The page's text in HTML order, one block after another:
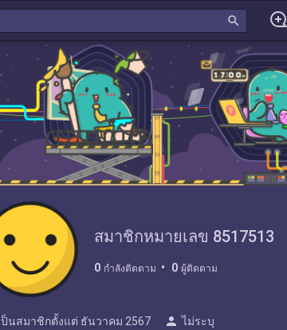
search
สมาชิกหมายเลข 8517513
0 กำลังติดตาม 0 ผู้ติดตาม
ป็นสมาชิกตั้งแต่ ธันวาคม 2567 person ไม่ระบุ